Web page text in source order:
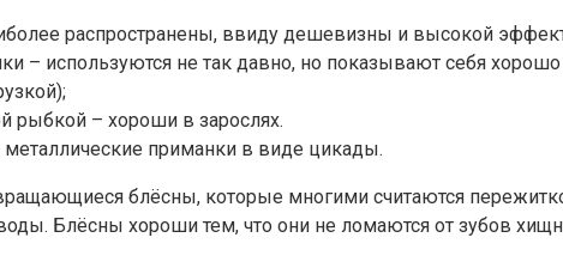
распространены, ввиду дешевизны и высокой
– используются не так давно, но показывают себя
рыбкой – хороши в зарослях.
приманки в виде цикады.
блёсны, которые многими считаются
Блёсны хороши тем, что они не ломаются от зубов